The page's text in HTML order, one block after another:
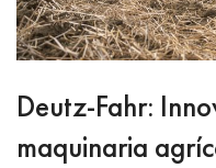
Deutz-Fahr:
maquinaria